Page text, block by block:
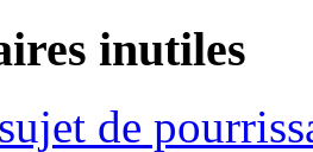
inutiles
de